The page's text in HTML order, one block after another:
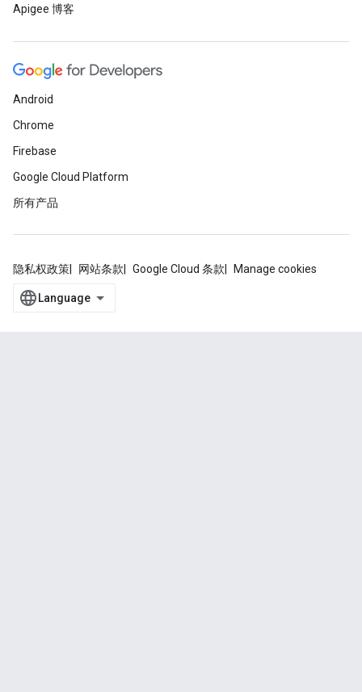
Apigee 博客
Android
Chrome
Firebase
Google Cloud Platform
所有产品
隐私权政策 网站条款 Google Cloud 条款 Manage cookies